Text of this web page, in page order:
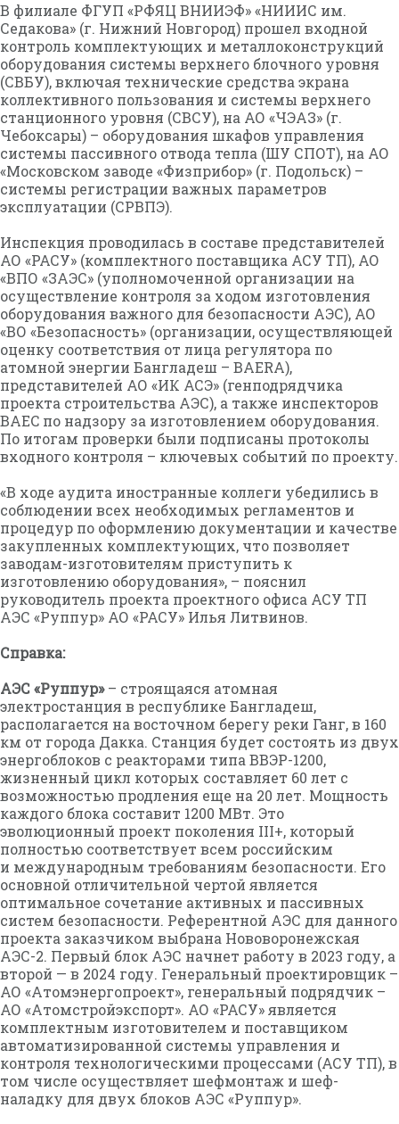
В филиале ФГУП «РФЯЦ ВНИИЭФ» «НИИИС им.
Седакова» (г. Нижний Новгород) прошел входной
контроль комплектующих и металлоконструкций
оборудования системы верхнего блочного уровня
(СВБУ), включая технические средства экрана
коллективного пользования и системы верхнего
станционного уровня (СВСУ), на АО «ЧЭАЗ» (г.
Чебоксары) – оборудования шкафов управления
системы пассивного отвода тепла (ШУ СПОТ), на АО
«Московском заводе «Физприбор» (г. Подольск) –
системы регистрации важных параметров
эксплуатации (СРВПЭ).
Инспекция проводилась в составе представителей
АО «РАСУ» (комплектного поставщика АСУ ТП), АО
«ВПО «ЗАЭС» (уполномоченной организации на
осуществление контроля за ходом изготовления
оборудования важного для безопасности АЭС), АО
«ВО «Безопасность» (организации, осуществляющей
оценку соответствия от лица регулятора по
атомной энергии Бангладеш – BAERA),
представителей АО «ИК АСЭ» (генподрядчика
проекта строительства АЭС), а также инспекторов
BAEC по надзору за изготовлением оборудования.
По итогам проверки были подписаны протоколы
входного контроля – ключевых событий по проекту.
«В ходе аудита иностранные коллеги убедились в
соблюдении всех необходимых регламентов и
процедур по оформлению документации и качестве
закупленных комплектующих, что позволяет
заводам-изготовителям приступить к
изготовлению оборудования», – пояснил
руководитель проекта проектного офиса АСУ ТП
АЭС «Руппур» АО «РАСУ» Илья Литвинов.
Справка:
АЭС «Руппур»– строящаяся атомная
электростанция в республике Бангладеш,
располагается на восточном берегу реки Ганг, в 160
км от города Дакка. Станция будет состоять из двух
энергоблоков с реакторами типа ВВЭР-1200,
жизненный цикл которых составляет 60 лет с
возможностью продления еще на 20 лет. Мощность
каждого блока составит 1200 МВт. Это
эволюционный проект поколения III+, который
полностью соответствует всем российским
и международным требованиям безопасности. Его
основной отличительной чертой является
оптимальное сочетание активных и пассивных
систем безопасности. Референтной АЭС для данного
проекта заказчиком выбрана Нововоронежская
АЭС-2. Первый блок АЭС начнет работу в 2023 году, а
второй — в 2024 году. Генеральный проектировщик –
АО «Атомэнергопроект», генеральный подрядчик –
АО «Атомстройэкспорт». АО «РАСУ» является
комплектным изготовителем и поставщиком
автоматизированной системы управления и
контроля технологическими процессами (АСУ ТП), в
том числе осуществляет шефмонтаж и шеф-
наладку для двух блоков АЭС «Руппур».